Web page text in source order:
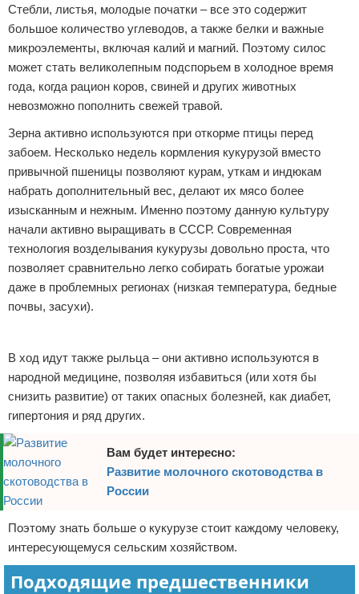
Стебли, листья, молодые початки – все это содержит
большое количество углеводов, а также белки и важные
микроэлементы, включая калий и магний. Поэтому силос
может стать великолепным подспорьем в холодное время
года, когда рацион коров, свиней и других животных
невозможно пополнить свежей травой.
Зерна активно используются при откорме птицы перед
забоем. Несколько недель кормления кукурузой вместо
привычной пшеницы позволяют курам, уткам и индюкам
набрать дополнительный вес, делают их мясо более
изысканным и нежным. Именно поэтому данную культуру
начали активно выращивать в СССР. Современная
технология возделывания кукурузы довольно проста, что
позволяет сравнительно легко собирать богатые урожаи
даже в проблемных регионах (низкая температура, бедные
почвы, засухи).
В ход идут также рыльца – они активно используются в
народной медицине, позволяя избавиться (или хотя бы
снизить развитие) от таких опасных болезней, как диабет,
гипертония и ряд других.
Вам будет интересно:
Развитие молочного скотоводства в
России
Поэтому знать больше о кукурузе стоит каждому человеку,
интересующемуся сельским хозяйством.
Подходящие предшественники